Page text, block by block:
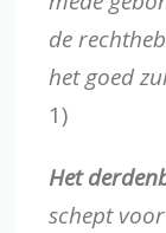
de
het goed
1)
Het
schept